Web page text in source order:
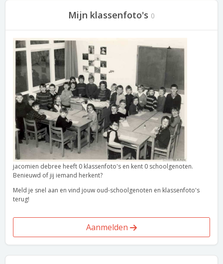
Mijn klassenfoto's 0
jacomien debree heeft 0 klassenfoto's en kent 0 schoolgenoten.
Benieuwd of jij iemand herkent?
Meld je snel aan en vind jouw oud-schoolgenoten en klassenfoto's
terug!
Aanmelden